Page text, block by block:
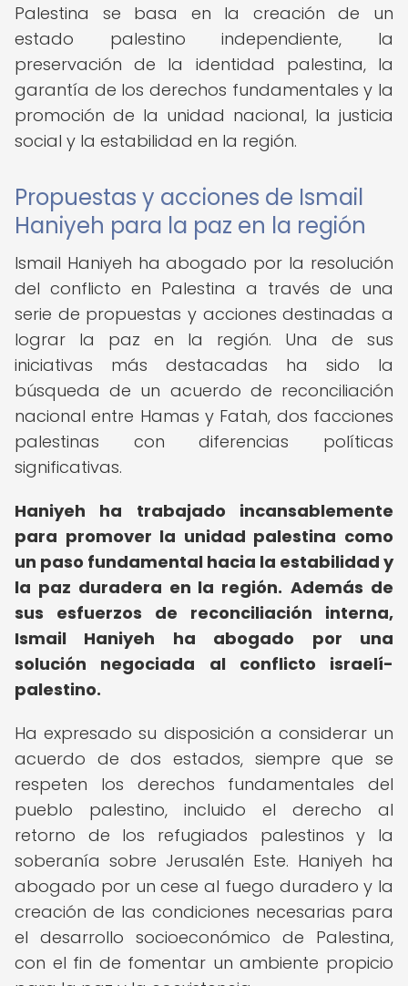
Palestina se basa en la creación de un
estado palestino independiente, la
preservación de la identidad palestina, la
garantía de los derechos fundamentales y la
promoción de la unidad nacional, la justicia
social y la estabilidad en la región.
Propuestas y acciones de Ismail
Haniyeh para la paz en la región
Ismail Haniyeh ha abogado por la resolución
del conflicto en Palestina a través de una
serie de propuestas y acciones destinadas a
lograr la paz en la región. Una de sus
iniciativas más destacadas ha sido la
búsqueda de un acuerdo de reconciliación
nacional entre Hamas y Fatah, dos facciones
palestinas con diferencias políticas
significativas.
Haniyeh ha trabajado incansablemente
para promover la unidad palestina como
un paso fundamental hacia la estabilidad y
la paz duradera en la región. Además de
sus esfuerzos de reconciliación interna,
Ismail Haniyeh ha abogado por una
solución negociada al conflicto israelí-
palestino.
Ha expresado su disposición a considerar un
acuerdo de dos estados, siempre que se
respeten los derechos fundamentales del
pueblo palestino, incluido el derecho al
retorno de los refugiados palestinos y la
soberanía sobre Jerusalén Este. Haniyeh ha
abogado por un cese al fuego duradero y la
creación de las condiciones necesarias para
el desarrollo socioeconómico de Palestina,
con el fin de fomentar un ambiente propicio